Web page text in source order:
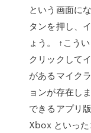
という画面に
タンを押し、
ょう。 ↑こう
クリックして
があるマイク
ョンが存在し
できるアプリ
Xbox といっ